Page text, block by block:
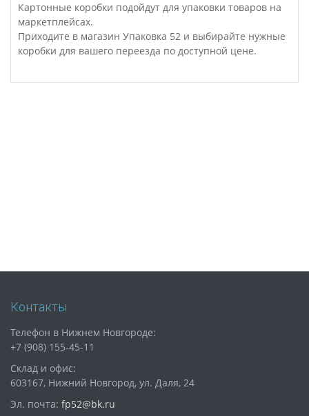
Картонные коробки подойдут для упаковки товаров на
маркетплейсах.
Приходите в магазин Упаковка 52 и выбирайте нужные
коробки для вашего переезда по доступной цене.
Контакты
Телефон в Нижнем Новгороде:
+7 (908) 155-45-11
Склад и офис:
603167, Нижний Новгород, ул. Даля, 24
Эл. почта: fp52@bk.ru